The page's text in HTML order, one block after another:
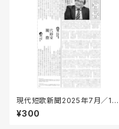
現代短歌新聞2025年7月／16
0号
¥300